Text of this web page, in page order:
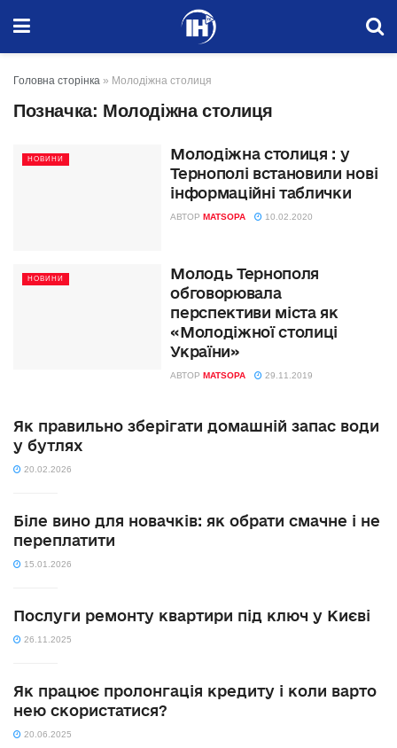
Головна сторінка » Молодіжна столиця
Позначка: Молодіжна столиця
НОВИНИ
Молодіжна столиця : у
Тернополі встановили нові
інформаційні таблички
АВТОР MATSOPA 10.02.2020
НОВИНИ
Молодь Тернополя
обговорювала
перспективи міста як
«Молодіжної столиці
України»
АВТОР MATSOPA 29.11.2019
Як правильно зберігати домашній запас води
у бутлях
20.02.2026
Біле вино для новачків: як обрати смачне і не
переплатити
15.01.2026
Послуги ремонту квартири під ключ у Києві
26.11.2025
Як працює пролонгація кредиту і коли варто
нею скористатися?
20.06.2025